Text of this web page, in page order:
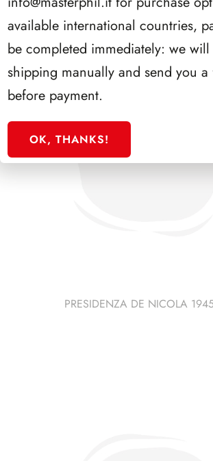
PRESIDENZA DE NICOLA
available international countries,
be completed immediately: we
shipping manually and send you
before payment.
OK, THANKS!